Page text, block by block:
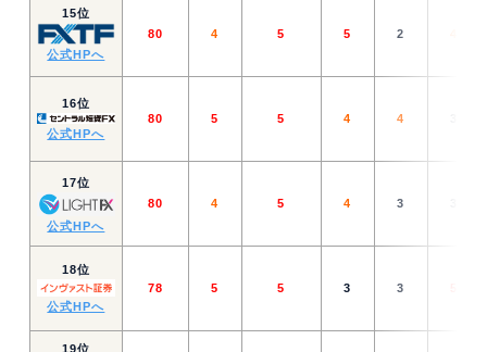
15位
公式HPへ
80 4 5 5 2
16位
公式HPへ
80 5 5 4 4
17位
公式HPへ
80 4 5 4 3
18位
公式HPへ
78 5 5 3 3
19位